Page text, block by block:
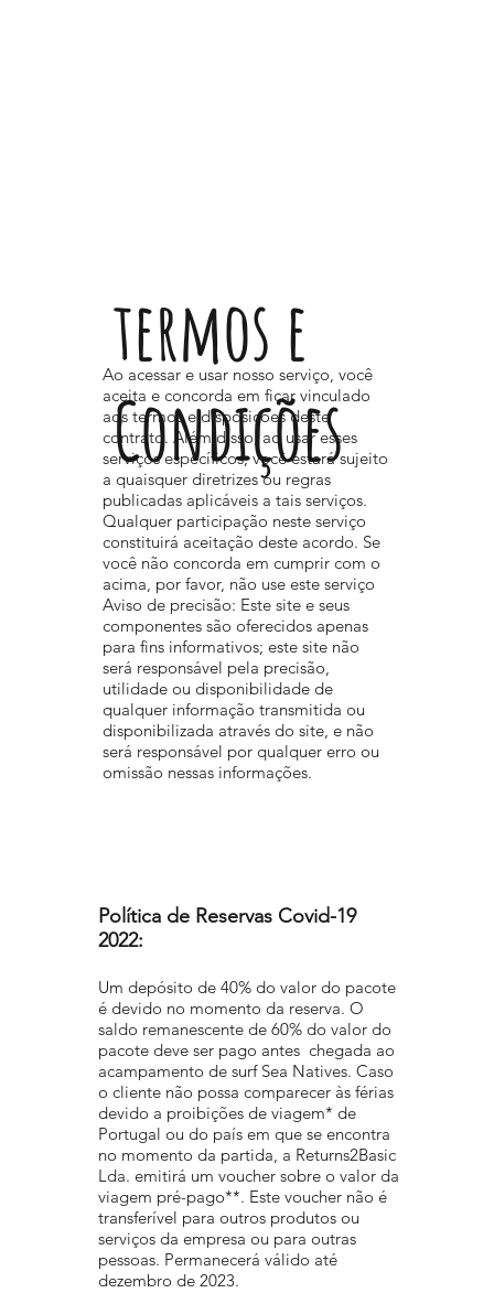
termos e
Condições
Ao acessar e usar nosso serviço, você
aceita e concorda em ficar vinculado
aos termos e disposições deste
contrato. Além disso, ao usar esses
serviços específicos, você estará sujeito
a quaisquer diretrizes ou regras
publicadas aplicáveis a tais serviços.
Qualquer participação neste serviço
constituirá aceitação deste acordo. Se
você não concorda em cumprir com o
acima, por favor, não use este serviço
Aviso de precisão: Este site e seus
componentes são oferecidos apenas
para fins informativos; este site não
será responsável pela precisão,
utilidade ou disponibilidade de
qualquer informação transmitida ou
disponibilizada através do site, e não
será responsável por qualquer erro ou
omissão nessas informações.
Política de Reservas Covid-19
2022:
Um depósito de 40% do valor do pacote
é devido no momento da reserva. O
saldo remanescente de 60% do valor do
pacote deve ser pago antes chegada ao
acampamento de surf Sea Natives. Caso
o cliente não possa comparecer às férias
devido a proibições de viagem* de
Portugal ou do país em que se encontra
no momento da partida, a Returns2Basic
Lda. emitirá um voucher sobre o valor da
viagem pré-pago**. Este voucher não é
transferível para outros produtos ou
serviços da empresa ou para outras
pessoas. Permanecerá válido até
dezembro de 2023.